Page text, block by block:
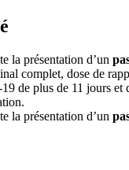
la présentation d’un
complet, dose de
de plus de 11 jours et
la présentation d’un